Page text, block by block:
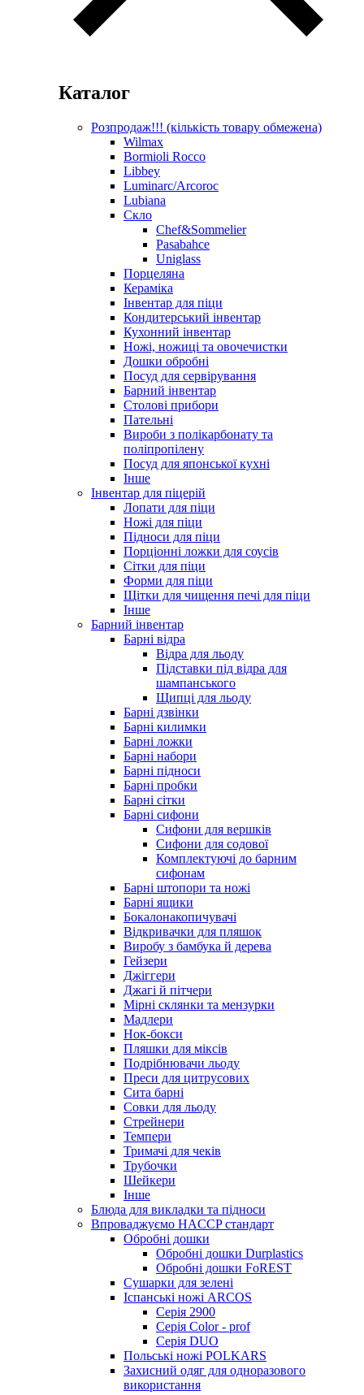
Каталог
Розпродаж!!! (кількість товару обмежена)
Wilmax
Bormioli Rocco
Libbey
Luminarc/Arcoroc
Lubiana
Скло
Chef&Sommelier
Pasabahce
Uniglass
Порцеляна
Кераміка
Інвентар для піци
Кондитерський інвентар
Кухонний інвентар
Ножі, ножиці та овочечистки
Дошки обробні
Посуд для сервірування
Барний інвентар
Столові прибори
Пательні
Вироби з полікарбонату та
поліпропілену
Посуд для японської кухні
Інше
Інвентар для піцерій
Лопати для піци
Ножі для піци
Підноси для піци
Порціонні ложки для соусів
Сітки для піци
Форми для піци
Щітки для чищення печі для піци
Інше
Барний інвентар
Барні відра
Відра для льоду
Підставки під відра для
шампанського
Щипці для льоду
Барні дзвінки
Барні килимки
Барні ложки
Барні набори
Барні підноси
Барні пробки
Барні сітки
Барні сифони
Сифони для вершків
Сифони для содової
Комплектуючі до барним
сифонам
Барні штопори та ножі
Барні ящики
Бокалонакопичувачі
Відкривачки для пляшок
Виробу з бамбука й дерева
Гейзери
Джіггери
Джагі й пітчери
Мірні склянки та мензурки
Мадлери
Нок-бокси
Пляшки для міксів
Подрібнювачи льоду
Преси для цитрусових
Сита барні
Совки для льоду
Стрейнери
Темпери
Тримачі для чеків
Трубочки
Шейкери
Інше
Блюда для викладки та підноси
Впроваджуємо HACCP стандарт
Обробні дошки
Обробні дошки Durplastics
Обробні дошки FoREST
Сушарки для зелені
Іспанські ножі ARCOS
Серія 2900
Серія Color - prof
Серія DUO
Польські ножі POLKARS
Захисний одяг для одноразового
використання